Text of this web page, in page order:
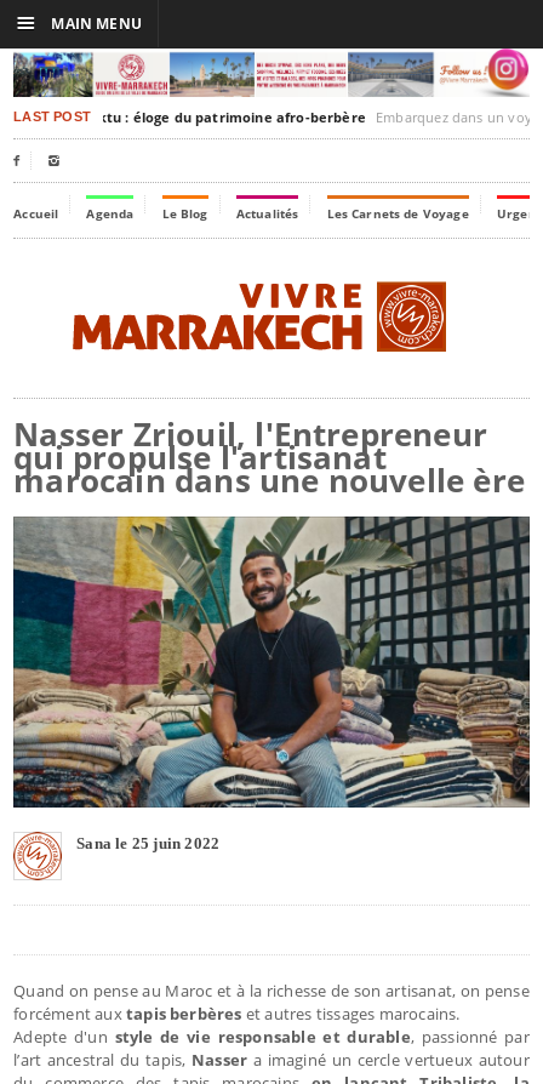
LAST POST
Timbuktu : éloge du patrimoine afro-berbère Embarquez dans un voyage culturel dans le
 
Accueil Agenda Le Blog Actualités Les Carnets de Voyage
Nasser Zriouil, l'Entrepreneur
qui propulse l'artisanat
marocain dans une nouvelle ère
Sana le 25 juin 2022
Quand on pense au Maroc et à la richesse de son artisanat, on pense
forcément auxtapis berbères et autres tissages marocains.
Adepte d'un style de vie responsable et durable, passionné par
l’art ancestral du tapis, Nasser a imaginé un cercle vertueux autour
☰ MAIN MENU